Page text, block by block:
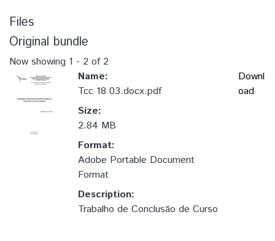
Files
Original bundle
Now showing 1 - 2 of 2
Name:
Tcc 18 03.docx.pdf
Size:
2.84 MB
Format:
Adobe Portable Document
Format
Description:
Trabalho de Conclusão de Curso
Downl
oad